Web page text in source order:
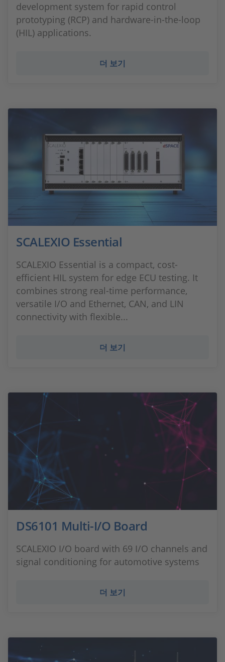
development system for rapid control
prototyping (RCP) and hardware-in-the-loop
(HIL) applications.
더 보기
SCALEXIO Essential
SCALEXIO Essential is a compact, cost-
efficient HIL system for edge ECU testing. It
combines strong real-time performance,
versatile I/O and Ethernet, CAN, and LIN
connectivity with flexible...
더 보기
DS6101 Multi-I/O Board
SCALEXIO I/O board with 69 I/O channels and
signal conditioning for automotive systems
더 보기